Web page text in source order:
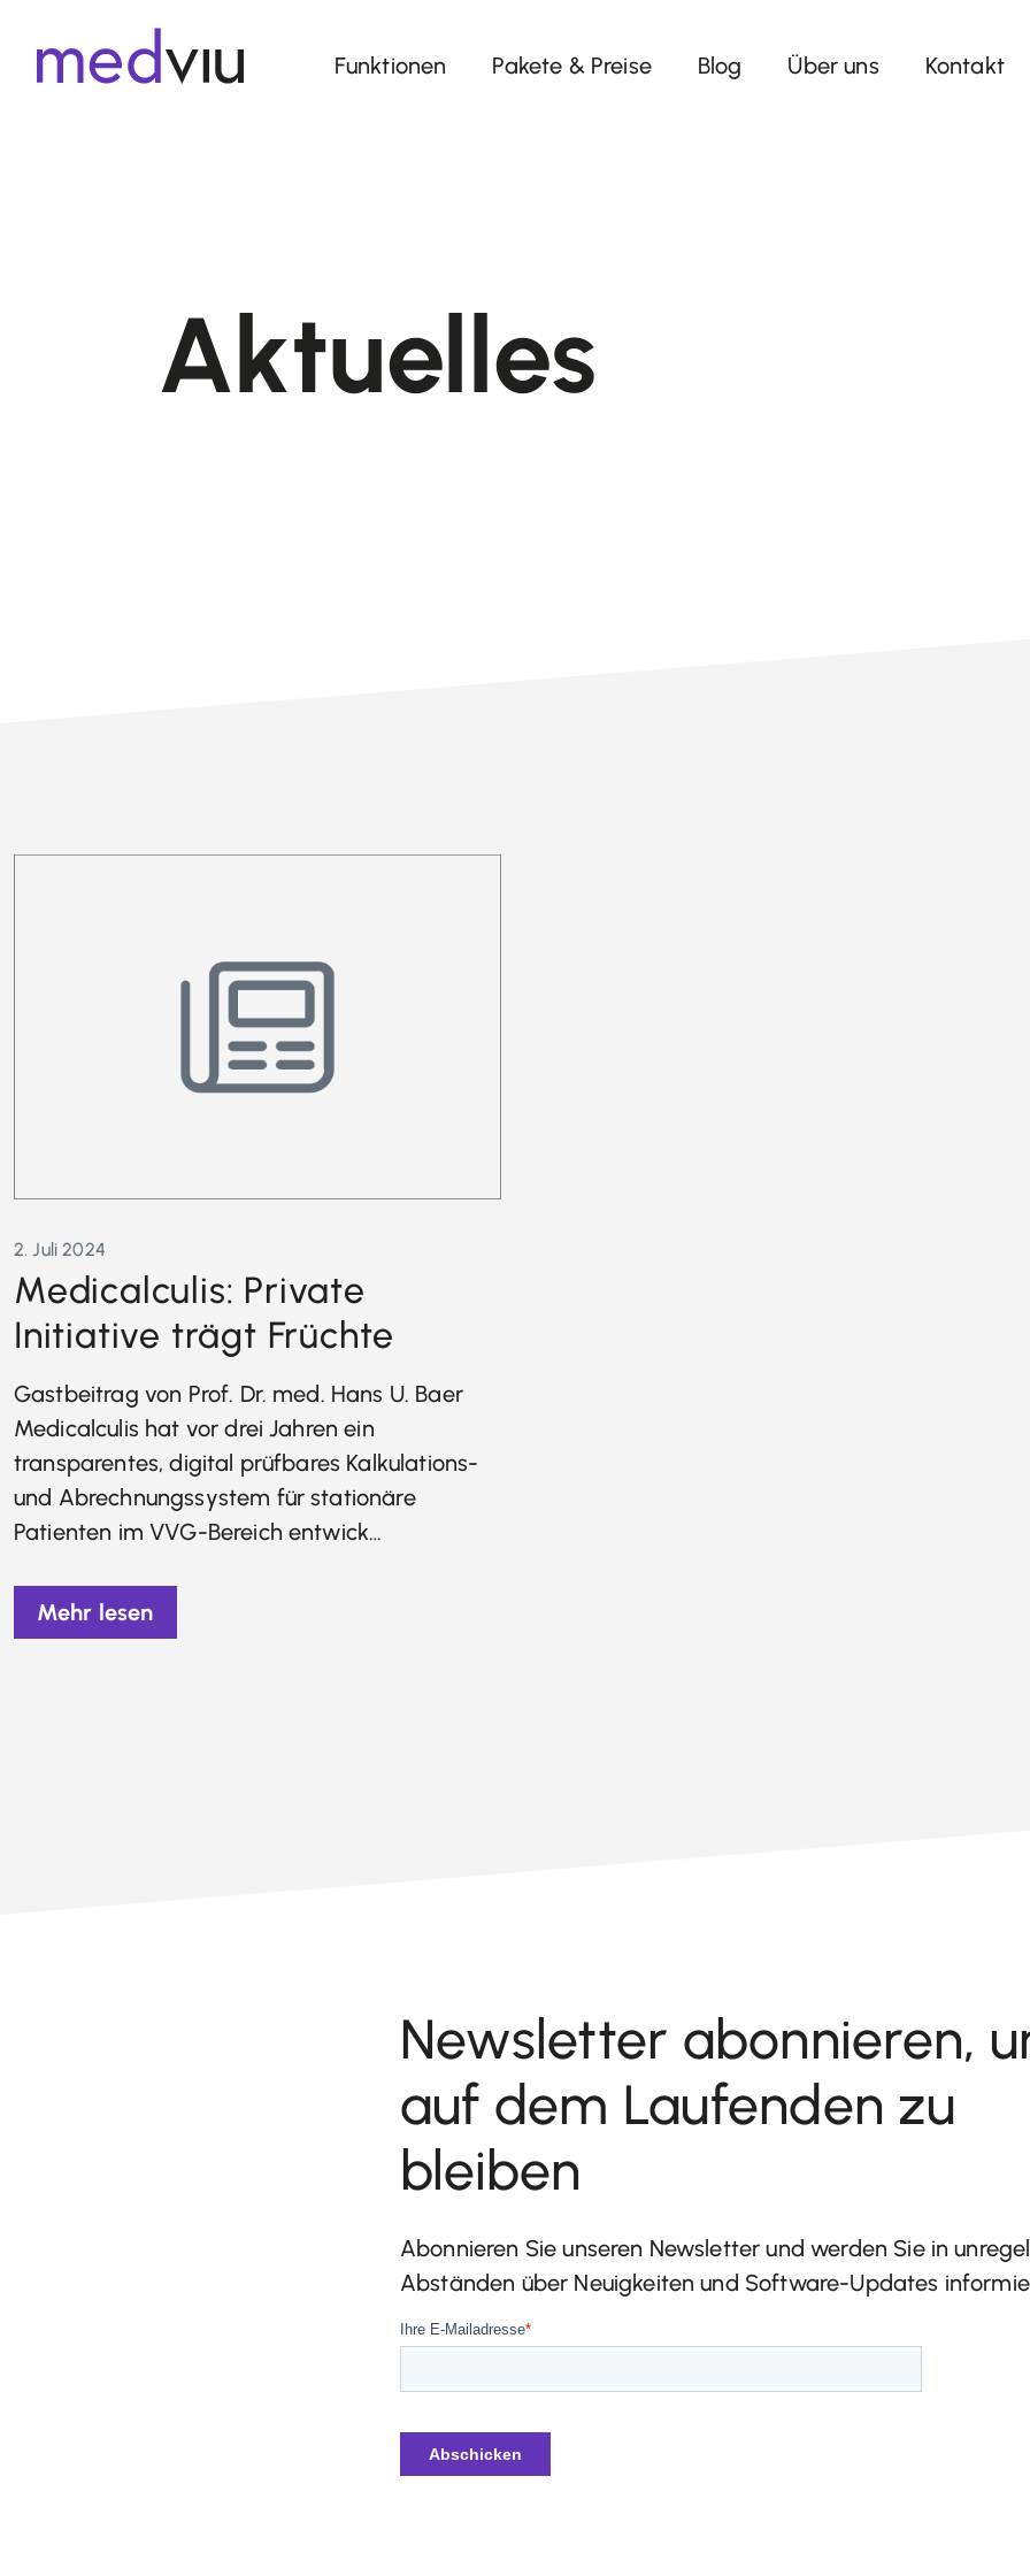
Funktionen Pakete & Preise Blog Über uns Kontakt
Aktuelles
2. Juli 2024
Medicalculis: Private
Initiative trägt Früchte
Gastbeitrag von Prof. Dr. med. Hans U. Baer
Medicalculis hat vor drei Jahren ein
transparentes, digital prüfbares Kalkulations-
und Abrechnungssystem für stationäre
Patienten im VVG-Bereich entwick…
Mehr lesen
Newsletter abonnieren,
auf dem Laufenden zu
bleiben
Abonnieren Sie unseren Newsletter und werden Sie in
Abständen über Neuigkeiten und Software-Updates